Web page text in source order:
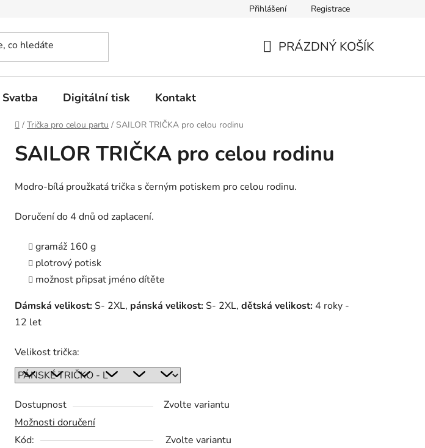
Přihlášení Registrace
PRÁZDNÝ KOŠÍK
Svatba Digitální tisk Kontakt
Domů
/ Trička pro celou partu / SAILOR TRIČKA pro celou rodinu
SAILOR TRIČKA pro celou rodinu
Modro-bílá proužkatá trička s černým potiskem pro celou rodinu.
Doručení do 4 dnů od zaplacení.
gramáž 160 g
plotrový potisk
možnost připsat jméno dítěte
Dámská velikost:S- 2XL, pánská velikost:S- 2XL, dětská velikost: 4 roky -
12 let
Velikost trička:
Dostupnost
Zvolte variantu
Možnosti doručení
Kód:
Zvolte variantu